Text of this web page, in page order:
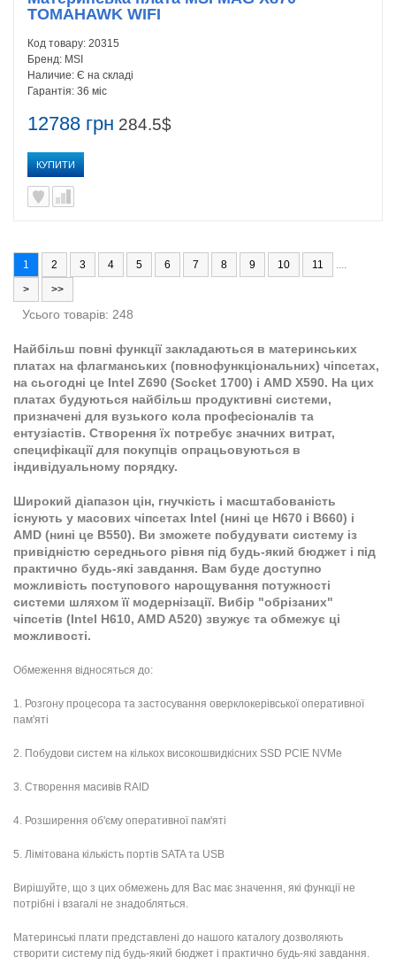
12788 грн 284.5$
КУПИТИ
TOMAHAWK WIFI
Код товару: 20315
Бренд: MSI
Наличие: Є на складі
Гарантія: 36 міс
1 2 3 4 5 6 7 8 9 10 11
....
>
>>
Усього товарів: 248
Найбільш повні функції закладаються в материнських
платах на флагманських (повнофункціональних) чіпсетах,
на сьогодні це Intel Z690 (Socket 1700) і AMD X590. На цих
платах будуються найбільш продуктивні системи,
призначені для вузького кола професіоналів та
ентузіастів. Створення їх потребує значних витрат,
специфікації для покупців опрацьовуються в
індивідуальному порядку.
Широкий діапазон цін, гнучкість і масштабованість
існують у масових чіпсетах Intel (нині це H670 і В660) і
AMD (нині це В550). Ви зможете побудувати систему із
привідністю середнього рівня під будь-який бюджет і під
практично будь-які завдання. Вам буде доступно
можливість поступового нарощування потужності
системи шляхом її модернізації. Вибір "обрізаних"
чіпсетів (Intel H610, AMD A520) звужує та обмежує ці
можливості.
Обмеження відносяться до:
1. Розгону процесора та застосування оверклокерівської оперативної
пам'яті
2. Побудови систем на кількох високошвидкісних SSD PCIE NVMe
3. Створення масивів RAID
4. Розширення об'єму оперативної пам'яті
5. Лімітована кількість портів SATA та USB
Вирішуйте, що з цих обмежень для Вас має значення, які функції не
потрібні і взагалі не знадобляться.
Материнські плати представлені до нашого каталогу дозволяють
створити систему під будь-який бюджет і практично будь-які завдання.